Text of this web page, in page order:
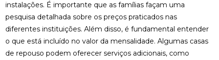
instalações. É importante que as famílias façam uma
pesquisa detalhada sobre os preços praticados nas
diferentes instituições. Além disso, é fundamental entender
o que está incluído no valor da mensalidade. Algumas casas
de repouso podem oferecer serviços adicionais, como